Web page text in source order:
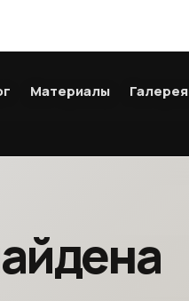
Материалы Галерея